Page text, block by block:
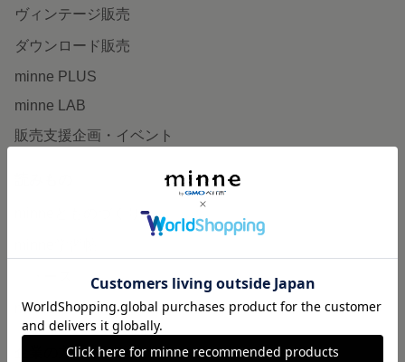
ヴィンテージ販売
ダウンロード販売
minne PLUS
minne LAB
販売支援企画・イベント
minneとものづくりと
minneの本
企業の方へ